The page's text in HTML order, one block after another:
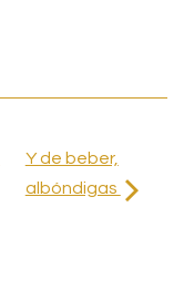
Y de beber,
albóndigas